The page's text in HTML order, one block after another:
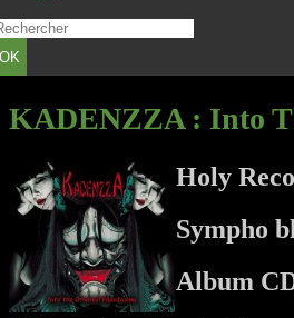
OK
KADENZZA: Into
Holy
Sympho
Album